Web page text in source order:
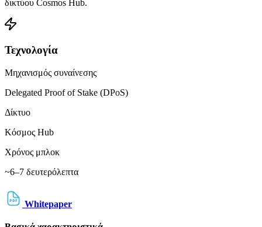
δικτύου Cosmos Hub.
Τεχνολογία
Μηχανισμός συναίνεσης
Delegated Proof of Stake (DPoS)
Δίκτυο
Κόσμος Hub
Χρόνος μπλοκ
~6–7 δευτερόλεπτα
Whitepaper